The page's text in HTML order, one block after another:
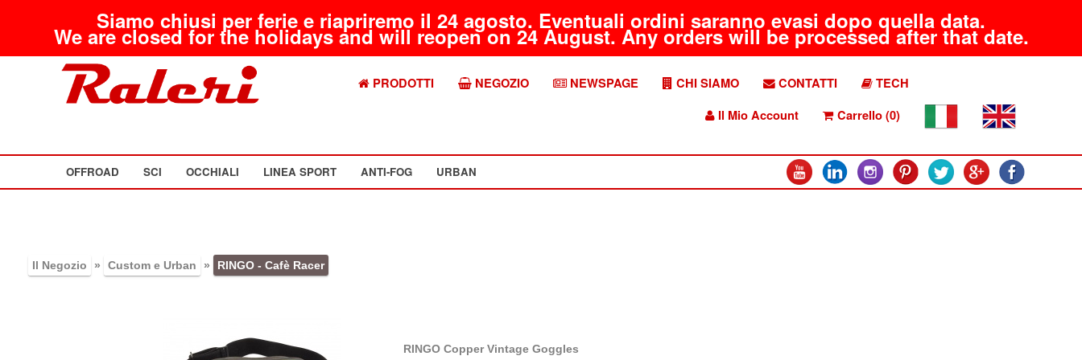
Siamo chiusi per ferie e riapriremo il 24 agosto. Eventuali ordini saranno evasi dopo quella data.
We are closed for the holidays and will reopen on 24 August. Any orders will be processed after that date.
PRODOTTI NEGOZIO NEWSPAGE CHI SIAMO CONTATTI
TECH
Il Mio Account
Carrello (0)
OFFROAD SCI OCCHIALI LINEA SPORT ANTI-FOG URBAN
Il Negozio » Custom e Urban » RINGO - Cafè Racer
RINGO Copper Vintage Goggles